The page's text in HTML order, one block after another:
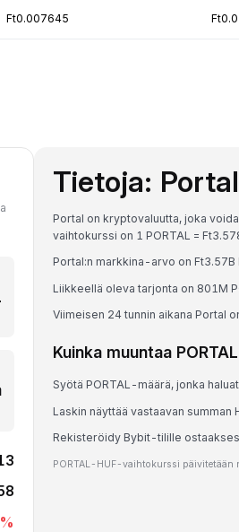
Ft0.007645
%
Tietoja:
Portal on kryptovaluutta, joka
vaihtokurssi on 1 PORTAL =
Portal:n markkina-arvo on Ft3.57B
Liikkeellä oleva tarjonta on 801M
Viimeisen 24 tunnin aikana Portal
Kuinka muuntaa
Syötä PORTAL-määrä, jonka
Laskin näyttää vastaavan summan
Rekisteröidy Bybit-tilille
PORTAL-HUF-vaihtokurssi päivitetään